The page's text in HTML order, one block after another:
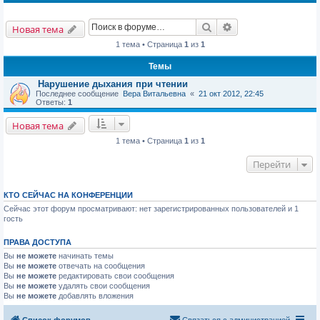
Новая тема Поиск
1 тема • Страница 1 из 1
Темы
Нарушение дыхания при чтении
Последнее сообщение Вера Витальевна « 21 окт 2012, 22:45
Ответы: 1
Новая тема
1 тема • Страница 1 из 1
Перейти
КТО СЕЙЧАС НА КОНФЕРЕНЦИИ
Сейчас этот форум просматривают: нет зарегистрированных пользователей и 1
гость
ПРАВА ДОСТУПА
Вы не можете начинать темы
Вы не можете отвечать на сообщения
Вы не можете редактировать свои сообщения
Вы не можете удалять свои сообщения
Вы не можете добавлять вложения